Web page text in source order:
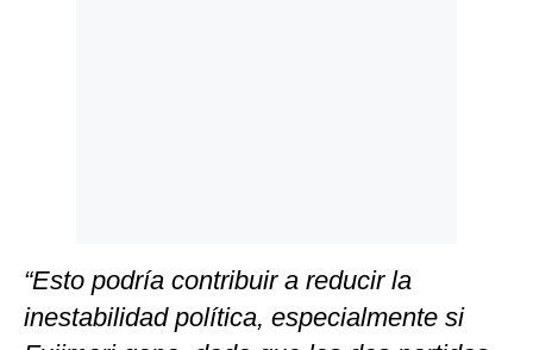
“Esto podría contribuir a reducir la
inestabilidad política, especialmente si